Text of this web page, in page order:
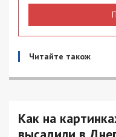
Читайте також
Как на